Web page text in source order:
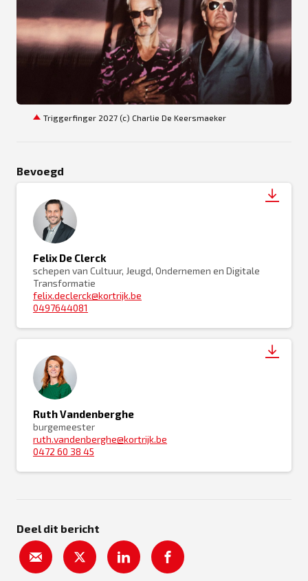
Triggerfinger 2027 (c) Charlie De Keersmaeker
Bevoegd
Felix De Clerck
schepen van Cultuur, Jeugd, Ondernemen en Digitale
Transformatie
felix.declerck@kortrijk.be
0497644081
Ruth Vandenberghe
burgemeester
ruth.vandenberghe@kortrijk.be
0472 60 38 45
Deel dit bericht